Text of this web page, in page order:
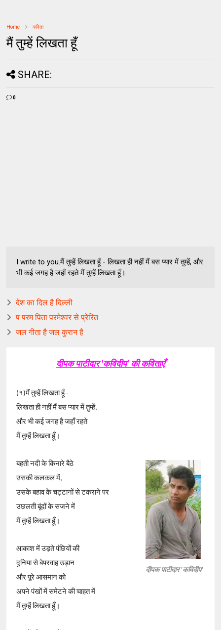
Home कविता
मैं तुम्हें लिखता हूँ
SHARE:
0
I write to you.मैं तुम्हें लिखता हूँ - लिखता ही नहीं मैं बस प्यार में तुम्हें, और
भी कई जगह है जहाँ रहते मैं तुम्हें लिखता हूँ।
देश का दिल है दिल्ली
प परम पिता परमेश्वर से प्रेरित
जल गीता है जल कुरान है
दीपक पाटीदार 'कविदीप' की कविताएँ
(१)मैं तुम्हें लिखता हूँ -
लिखता ही नहीं मैं बस प्यार में तुम्हें,
और भी कई जगह है जहाँ रहते
मैं तुम्हें लिखता हूँ।
बहती नदी के किनारे बैठे
दीपक पाटीदार 'कविदीप'
उसकी कलकल में,
उसके बहाव के चट्टानों से टकराने पर
उछलती बूंदों के सजने में
मैं तुम्हें लिखता हूँ।
आकाश में उड़ते पंछियों की
दुनिया से बेपरवाह उड़ान
और पूरे आसमान को
अपने पंखों में समेटने की चाहत में
मैं तुम्हें लिखता हूँ।